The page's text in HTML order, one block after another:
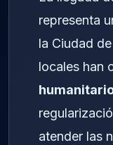
representa
la Ciudad
locales han
atender las